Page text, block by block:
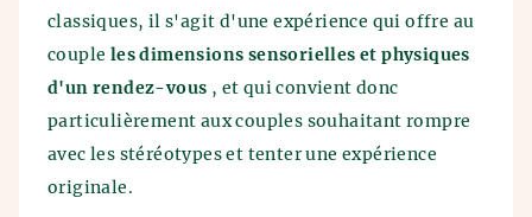
classiques, il s'agit d'une expérience qui offre au
couple les dimensions sensorielles et physiques
d'un rendez-vous , et qui convient donc
particulièrement aux couples souhaitant rompre
avec les stéréotypes et tenter une expérience
originale.